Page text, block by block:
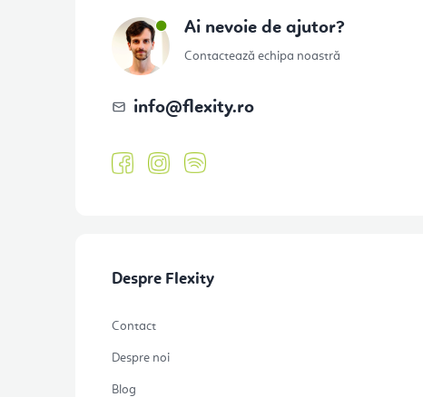
Ai nevoie de ajutor?
Contactează echipa noastră
info@flexity.ro
Despre Flexity
Contact
Despre noi
Blog